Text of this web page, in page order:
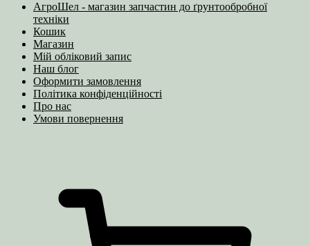
АгроШел - магазин запчастин до ґрунтообробної
техніки
Кошик
Магазин
Мій обліковий запис
Наш блог
Оформити замовлення
Політика конфіденційності
Про нас
Умови повернення